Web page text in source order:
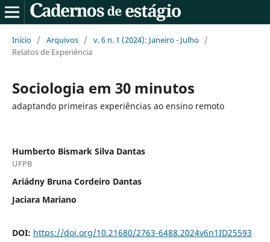
Início / Arquivos / v. 6 n. 1 (2024): Janeiro - Julho /
Relatos de Experiência
Sociologia em 30 minutos
adaptando primeiras experiências ao ensino remoto
Humberto Bismark Silva Dantas
UFPB
Ariádny Bruna Cordeiro Dantas
Jaciara Mariano
DOI: https://doi.org/10.21680/2763-6488.2024v6n1ID25593